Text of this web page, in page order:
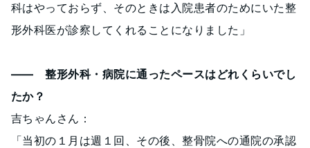
科はやっておらず、そのときは入院患者のためにいた整
形外科医が診察してくれることになりました」
―― 整形外科・病院に通ったペースはどれくらいでし
たか？
吉ちゃんさん：
「当初の１月は週１回、その後、整骨院への通院の承認